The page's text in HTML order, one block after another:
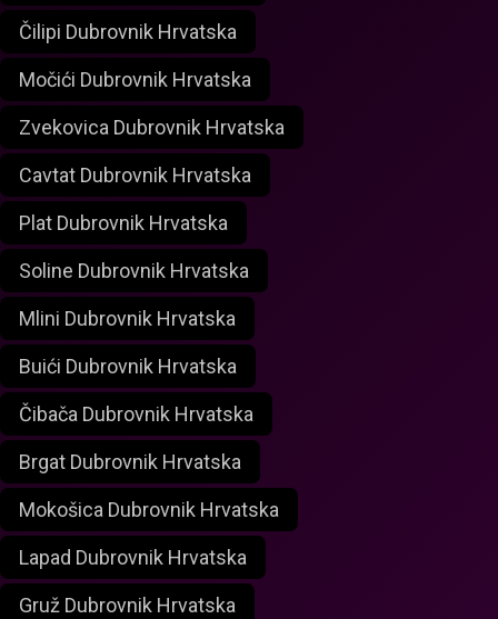
Čilipi Dubrovnik Hrvatska
Močići Dubrovnik Hrvatska
Zvekovica Dubrovnik Hrvatska
Cavtat Dubrovnik Hrvatska
Plat Dubrovnik Hrvatska
Soline Dubrovnik Hrvatska
Mlini Dubrovnik Hrvatska
Buići Dubrovnik Hrvatska
Čibača Dubrovnik Hrvatska
Brgat Dubrovnik Hrvatska
Mokošica Dubrovnik Hrvatska
Lapad Dubrovnik Hrvatska
Gruž Dubrovnik Hrvatska